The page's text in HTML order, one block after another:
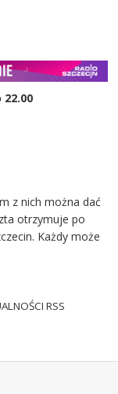
z nich można dać
otrzymuje po
Każdy może
RSS